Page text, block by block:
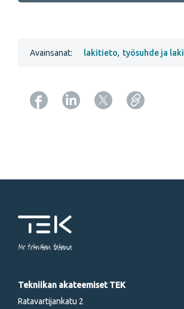
Avainsanat: lakitieto, työsuhde ja laki
Me tekniikan takana
Tekniikan akateemiset TEK
Ratavartijankatu 2